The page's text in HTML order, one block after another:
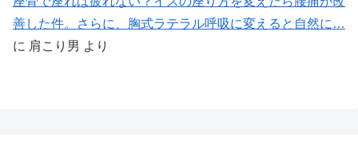
善した件。さらに、胸式ラテラル呼吸に変えると自然に…
に 肩こり男 より